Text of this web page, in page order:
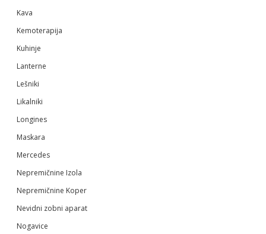
Kava
Kemoterapija
Kuhinje
Lanterne
Lešniki
Likalniki
Longines
Maskara
Mercedes
Nepremičnine Izola
Nepremičnine Koper
Nevidni zobni aparat
Nogavice